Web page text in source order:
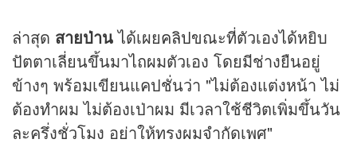
ล่าสุด สายป่านได้เผยคลิปขณะที่ตัวเองได้หยิบ
ปัตตาเลี่ยนขึ้นมาไถผมตัวเอง โดยมีช่างยืนอยู่
ข้างๆ พร้อมเขียนแคปชั่นว่า "ไม่ต้องแต่งหน้า ไม่
ต้องทำผม ไม่ต้องเป่าผม มีเวลาใช้ชีวิตเพิ่มขึ้นวัน
ละครึ่งชั่วโมง อย่าให้ทรงผมจำกัดเพศ"